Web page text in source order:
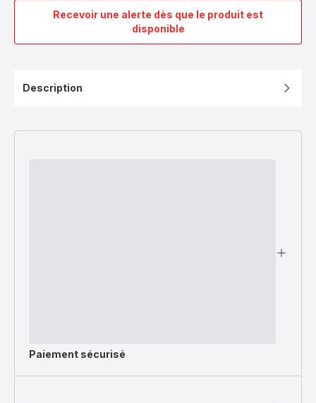
Recevoir une alerte dès que le produit est
disponible
Support
filtre
Description
Paiement sécurisé